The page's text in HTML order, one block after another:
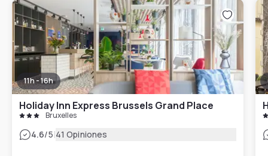
11h - 16h
Holiday Inn Express Brussels Grand Place
Bruxelles
4.6/5|41 Opiniones